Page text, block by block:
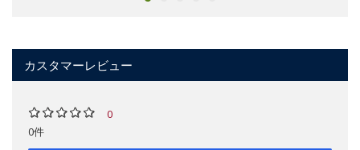
カスタマーレビュー
0
0件